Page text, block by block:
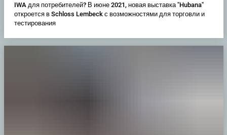
IWA для потребителей? В июне 2021, новая выставка "Hubana"
откроется в Schloss Lembeck с возможностями для торговли и
тестирования